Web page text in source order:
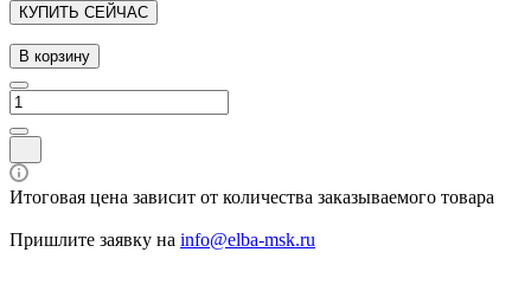
КУПИТЬ СЕЙЧАС
В корзину
Итоговая цена зависит от количества заказываемого товара
Пришлите заявку на info@elba-msk.ru